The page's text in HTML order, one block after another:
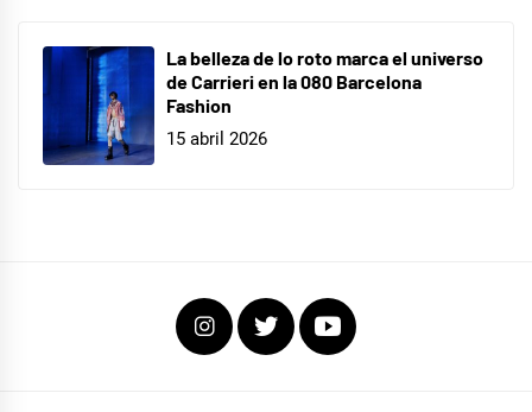
La belleza de lo roto marca el universo
de Carrieri en la 080 Barcelona
Fashion
15 abril 2026
InstagramTwitterYoutube